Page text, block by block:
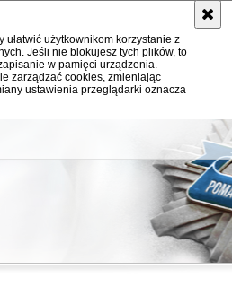
użytkownikom korzystanie z
Jeśli nie blokujesz tych plików, to
w pamięci urządzenia.
zarządzać cookies, zmieniając
ustawienia przeglądarki oznacza